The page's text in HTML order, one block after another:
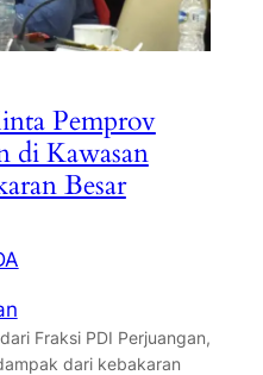
Pemprov
di Kawasan
Besar
Fraksi PDI Perjuangan,
dari kebakaran